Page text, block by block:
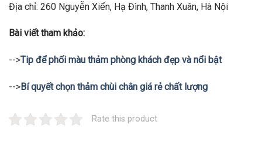
Địa chỉ: 260 Nguyễn Xiển, Hạ Đình, Thanh Xuân, Hà Nội
Bài viết tham khảo:
-->Tip để phối màu thảm phòng khách đẹp và nổi bật
-->Bí quyết chọn thảm chùi chân giá rẻ chất lượng
Rate this product